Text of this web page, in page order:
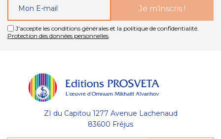
J'accepte les conditions générales et la politique de confidentialité.
Protection des données personnelles.
ZI du Capitou 1277 Avenue Lachenaud
83600 Fréjus